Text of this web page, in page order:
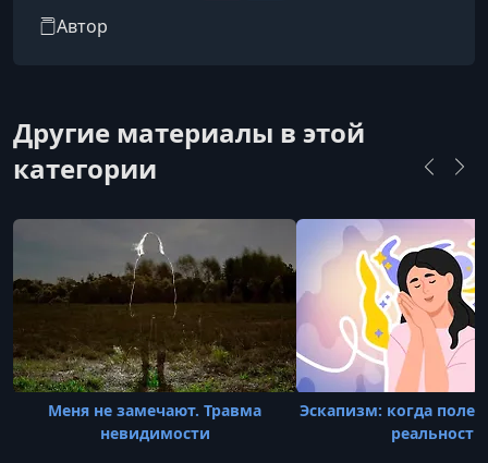
популярных медиа, таких как Psychologies и
Автор
Другие материалы в этой
категории
Меня не замечают. Травма
невидимости
Эскапизм: когда
реальности